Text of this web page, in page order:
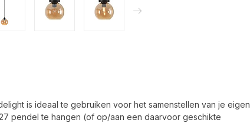
is ideaal te gebruiken voor het samenstellen van je eigen
pendel te hangen (of op/aan een daarvoor geschikte